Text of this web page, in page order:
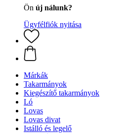
Ön új nálunk?
Ügyfélfiók nyitása
Márkák
Takarmányok
Kiegészítő takarmányok
Ló
Lovas
Lovas divat
Istálló és legelő